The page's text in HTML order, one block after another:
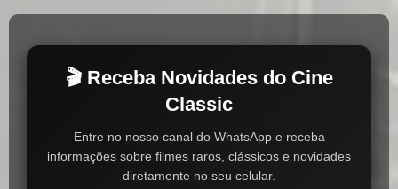
🎬 Receba Novidades do Cine
Classic
Entre no nosso canal do WhatsApp e receba
informações sobre filmes raros, clássicos e novidades
diretamente no seu celular.